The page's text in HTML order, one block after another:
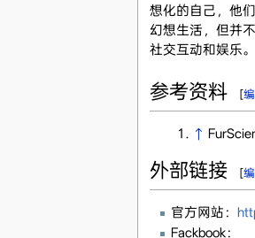
想化的自己，他
幻想生活，但并
社交互动和娱乐。
参考资料 [
↑
外部链接 [
官方网站：
Fackbook：